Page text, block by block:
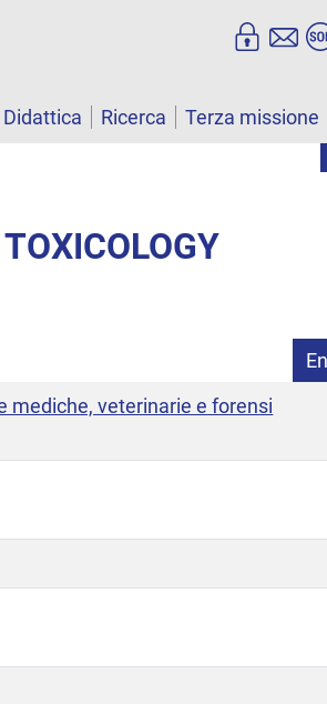
Didattica Ricerca Terza missione
mediche, veterinarie e forensi